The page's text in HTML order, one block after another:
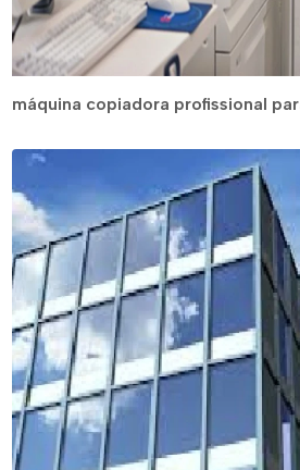
máquina copiadora profissional